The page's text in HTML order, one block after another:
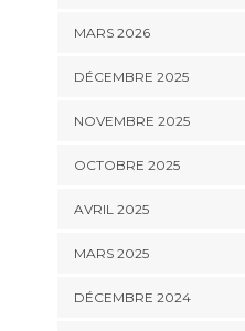
MARS 2026
DÉCEMBRE 2025
NOVEMBRE 2025
OCTOBRE 2025
AVRIL 2025
MARS 2025
DÉCEMBRE 2024